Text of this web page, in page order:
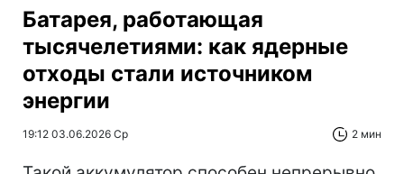
Батарея, работающая
тысячелетиями: как ядерные
отходы стали источником
энергии
19:12 03.06.2026 Ср 2 мин